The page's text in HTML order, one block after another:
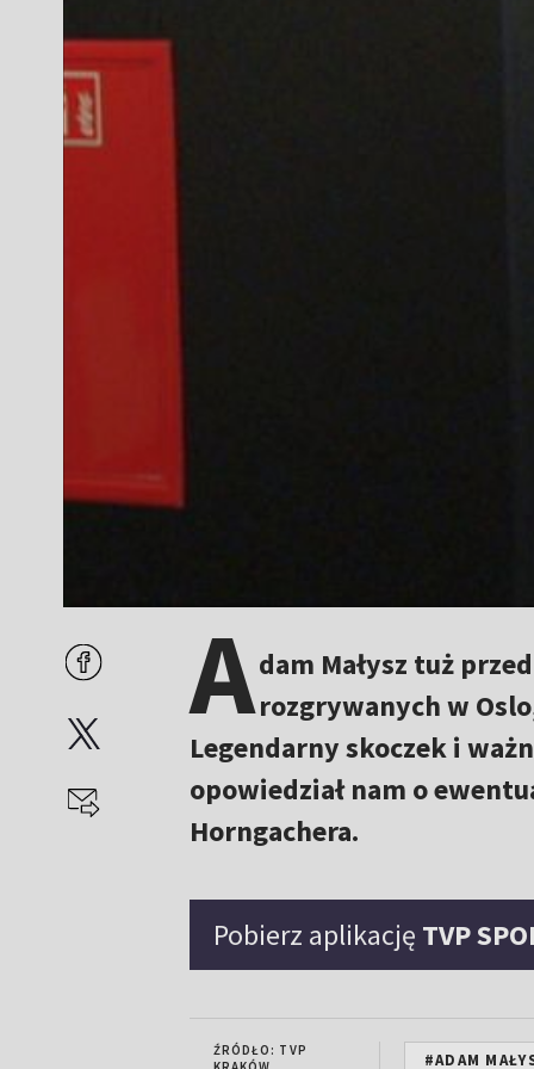
Adam Małysz tuż
rozgrywanych w
Legendarny skoczek i
opowiedział nam o
Horngachera.
Pobierz aplikację TVP
ŹRÓDŁO: TVP
#ADAM